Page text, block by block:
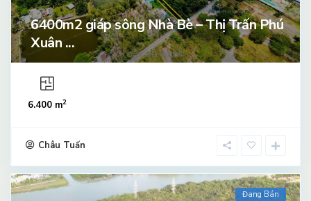
6400m2 giáp sông Nhà Bè – Thị Trấn Phú
Xuân ...
6.400 m2
Châu Tuấn
Đang Bán